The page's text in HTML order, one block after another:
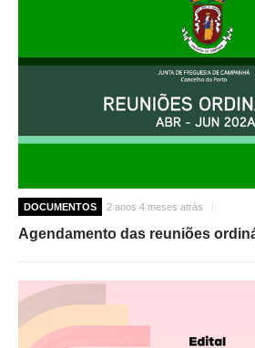
DOCUMENTOS 2 anos 4 meses atrás
Agendamento das reuniões